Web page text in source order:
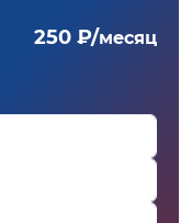
250 ₽/месяц